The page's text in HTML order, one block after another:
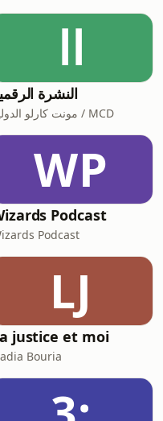
اا
النشرة
مونت كارلو الدولية / MCD
WP
Podcast
Podcast
LJ
justice et moi
Bouria